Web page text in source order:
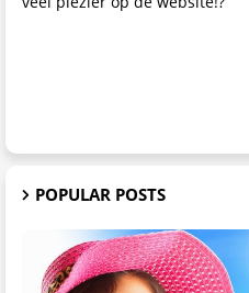
POPULAR POSTS